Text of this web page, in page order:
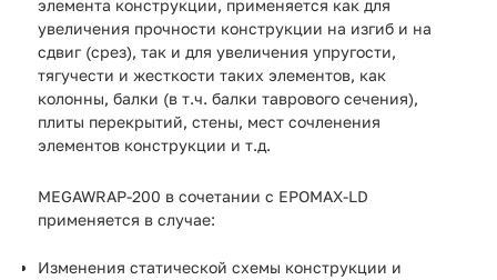
элемента конструкции, применяется как для
увеличения прочности конструкции на изгиб и на
сдвиг (срез), так и для увеличения упругости,
тягучести и жесткости таких элементов, как
колонны, балки (в т.ч. балки таврового сечения),
плиты перекрытий, стены, мест сочленения
элементов конструкции и т.д.
MEGAWRAP-200 в сочетании с EPOMAX-LD
применяется в случае:
Изменения статической схемы конструкции и